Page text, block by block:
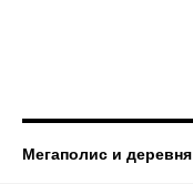
Мегаполис и деревня